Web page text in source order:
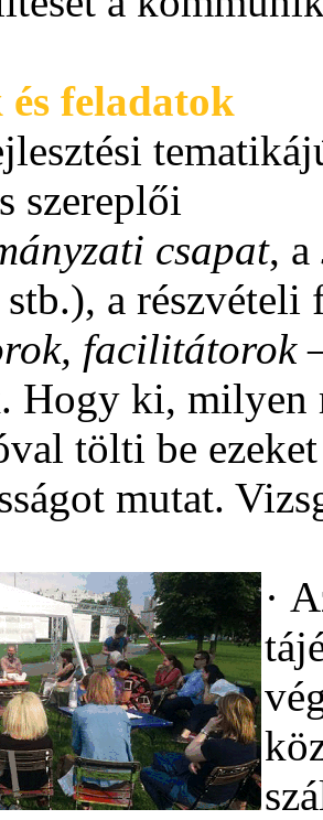
és feladatok
szereplői
csapat, a
stb.), a
facilitátorok
Hogy ki, milyen
tölti be ezeket
mutat.
·